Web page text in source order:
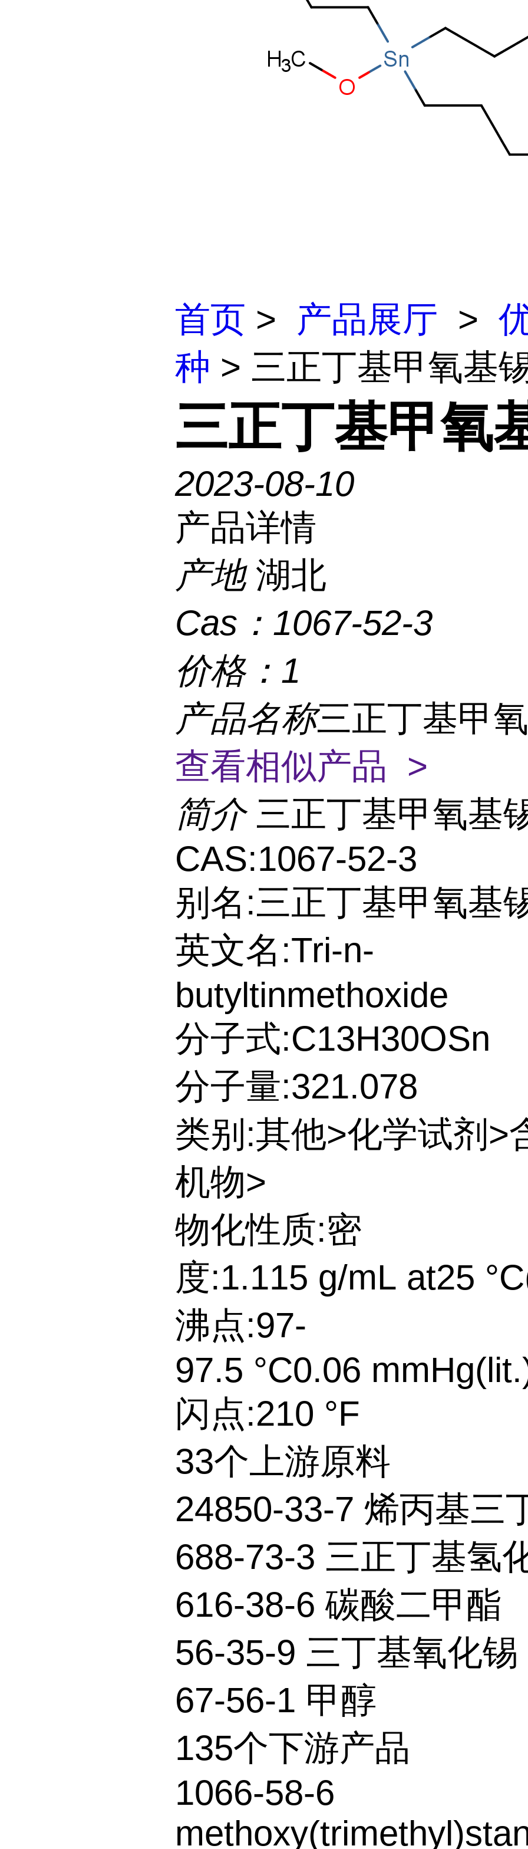
首页 > 产品展厅 >
种 > 三正丁基甲氧基
三正丁基甲氧
2023-08-10
产品详情
产地 湖北
Cas： 1067-52-3
价格： 1
产品名称三正丁基甲
查看相似产品 >
简介 三正丁基甲氧基
CAS:1067-52-3
别名:三正丁基甲氧基
英文名:Tri-n-
butyltinmethoxide
分子式:C13H30OSn
分子量:321.078
类别:其他>化学试剂>
机物>
物化性质:密
度:1.115 g/mL at25
沸点:97-
97.5 °C0.06
闪点:210 °F
33个上游原料
24850-33-7 烯丙基三
688-73-3 三正丁基氢
616-38-6 碳酸二甲酯
56-35-9 三丁基氧化锡
67-56-1 甲醇
135个下游产品
1066-58-6